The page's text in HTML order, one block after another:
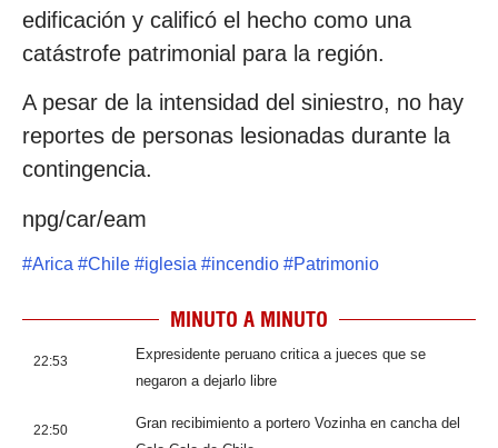
edificación y calificó el hecho como una
catástrofe patrimonial para la región.
A pesar de la intensidad del siniestro, no hay
reportes de personas lesionadas durante la
contingencia.
npg/car/eam
#Arica #Chile #iglesia #incendio #Patrimonio
MINUTO A MINUTO
22:53
Expresidente peruano critica a jueces que se
negaron a dejarlo libre
22:50
Gran recibimiento a portero Vozinha en cancha del